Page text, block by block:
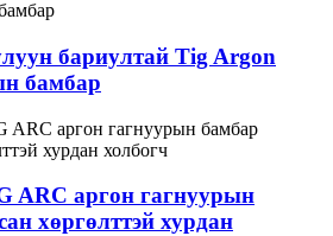
бариултай Tig Argon
бамбар
ARC аргон гагнуурын
хөргөлттэй хурдан